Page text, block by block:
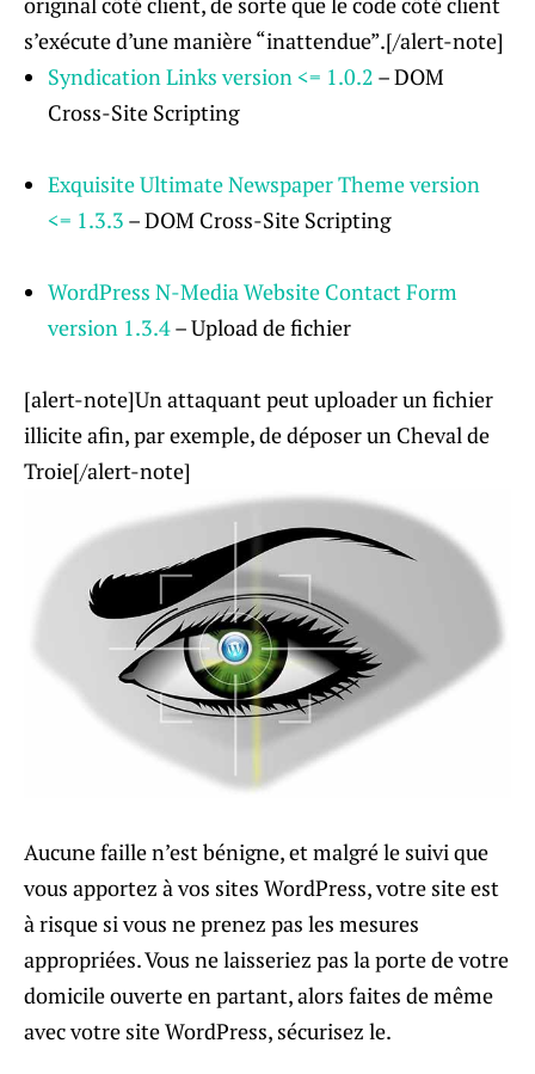
s’exécute d’une manière “inattendue”.[/alert-note]
Syndication Links version <= 1.0.2 – DOM
Cross-Site Scripting
Exquisite Ultimate Newspaper Theme version
<= 1.3.3 – DOM Cross-Site Scripting
WordPress N-Media Website Contact Form
version 1.3.4– Upload de fichier
[alert-note]Un attaquant peut uploader un fichier
illicite afin, par exemple, de déposer un Cheval de
Troie[/alert-note]
Aucune faille n’est bénigne, et malgré le suivi que
vous apportez à vos sites WordPress, votre site est
à risque si vous ne prenez pas les mesures
appropriées. Vous ne laisseriez pas la porte de votre
domicile ouverte en partant, alors faites de même
avec votre site WordPress, sécurisez le.